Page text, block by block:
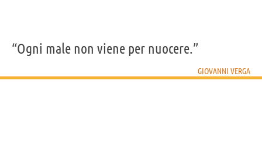
“Ogni male non viene per nuocere.”
GIOVANNI VERGA